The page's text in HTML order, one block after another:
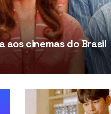
aos cinemas do Brasil